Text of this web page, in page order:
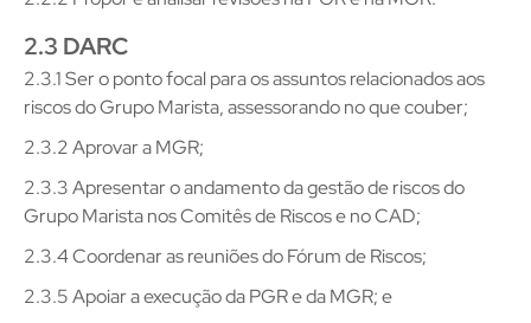
2.3 DARC
2.3.1 Ser o ponto focal para os assuntos relacionados aos
riscos do Grupo Marista, assessorando no que couber;
2.3.2 Aprovar a MGR;
2.3.3 Apresentar o andamento da gestão de riscos do
Grupo Marista nos Comitês de Riscos e no CAD;
2.3.4 Coordenar as reuniões do Fórum de Riscos;
2.3.5 Apoiar a execução da PGR e da MGR; e